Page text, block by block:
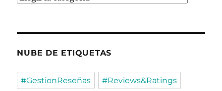
NUBE DE ETIQUETAS
#GestionReseñas #Reviews&Ratings